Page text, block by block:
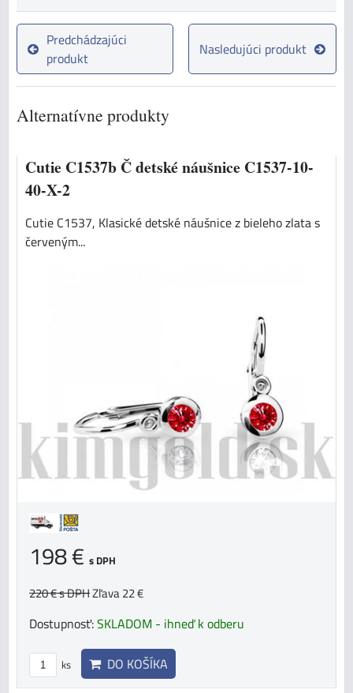
Predchádzajúci
produkt
Nasledujúci produkt
Alternatívne produkty
Cutie C1537b Č detské náušnice C1537-10-
40-X-2
Cutie C1537, Klasické detské náušnice z bieleho zlata s
červeným...
198 € s DPH
220 €s DPHZľava 22 €
Dostupnosť:SKLADOM - ihneď k odberu
ks DO KOŠÍKA